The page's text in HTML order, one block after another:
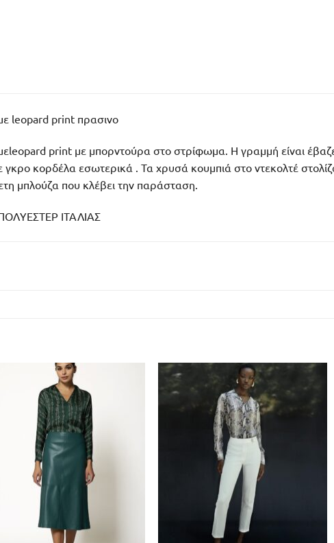
leopard print πρασινο
print με μπορντούρα στο στρίφωμα. Η γραμμή είναι
κορδέλα εσωτερικά . Τα χρυσά κουμπιά στο ντεκολτέ
μπλούζα που κλέβει την παράσταση.
ΙΤΑΛΙΑΣ